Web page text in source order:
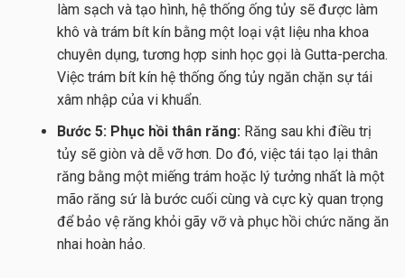
làm sạch và tạo hình, hệ thống ống tủy sẽ được làm
khô và trám bít kín bằng một loại vật liệu nha khoa
chuyên dụng, tương hợp sinh học gọi là Gutta-percha.
Việc trám bít kín hệ thống ống tủy ngăn chặn sự tái
xâm nhập của vi khuẩn.
Bước 5: Phục hồi thân răng: Răng sau khi điều trị
tủy sẽ giòn và dễ vỡ hơn. Do đó, việc tái tạo lại thân
răng bằng một miếng trám hoặc lý tưởng nhất là một
mão răng sứ là bước cuối cùng và cực kỳ quan trọng
để bảo vệ răng khỏi gãy vỡ và phục hồi chức năng ăn
nhai hoàn hảo.